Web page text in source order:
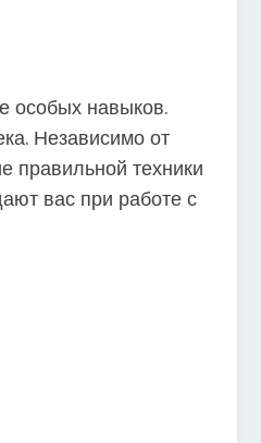
особых навыков.
Независимо от
правильной техники
вас при работе с